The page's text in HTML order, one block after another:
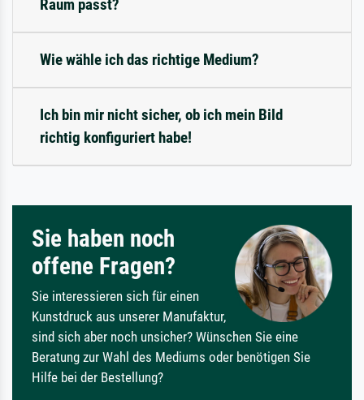
Raum passt?
Wie wähle ich das richtige Medium?
Ich bin mir nicht sicher, ob ich mein Bild
richtig konfiguriert habe!
Sie haben noch
offene Fragen?
Sie interessieren sich für einen
Kunstdruck aus unserer Manufaktur,
sind sich aber noch unsicher? Wünschen Sie eine
Beratung zur Wahl des Mediums oder benötigen Sie
Hilfe bei der Bestellung?